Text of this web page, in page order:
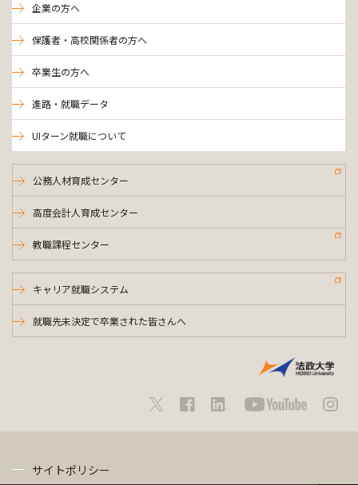
企業の方へ
保護者・高校関係者の方へ
卒業生の方へ
進路・就職データ
UIターン就職について
公務人材育成センター
高度会計人育成センター
教職課程センター
キャリア就職システム
就職先未決定で卒業された皆さんへ
サイトポリシー